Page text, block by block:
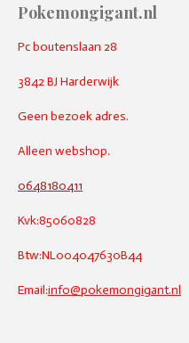
Pokemongigant.nl
Pc boutenslaan 28
3842 BJ Harderwijk
Geen bezoek adres.
Alleen webshop.
0648180411
Kvk:85060828
Btw:NL004047630B44
Email:info@pokemongigant.nl